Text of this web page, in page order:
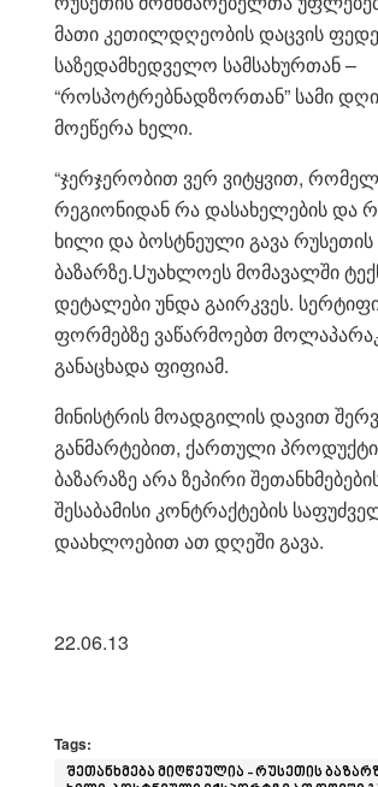
მათი კეთილდღეობის დაცვის
საზედამხედველო სამსახურთან –
“როსპოტრებნადზორთან” სამი
მოეწერა ხელი.
“ჯერჯერობით ვერ ვიტყვით,
რეგიონიდან რა დასახელების და
ხილი და ბოსტნეული გავა რუსეთის
ბაზარზე.Uუახლოეს მომავალში
დეტალები უნდა გაირკვეს.
ფორმებზე ვაწარმოებთ
განაცხადა ფიფიამ.
მინისტრის მოადგილის დავით
განმარტებით, ქართული
ბაზარაზე არა ზეპირი
შესაბამისი კონტრაქტების
დაახლოებით ათ დღეში გავა.
22.06.13
Tags:
შეთანხმება მიღწეულია - რუსეთის